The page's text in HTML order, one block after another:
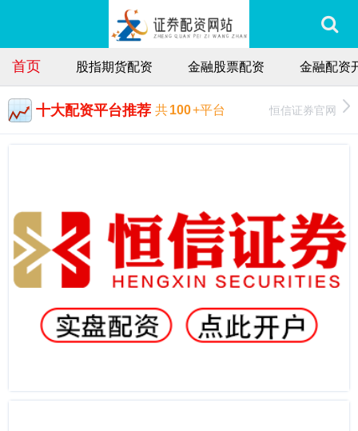
首页 股指期货配资 金融股票配资 金融配资
十大配资平台推荐 共100+平台 恒信证券官网